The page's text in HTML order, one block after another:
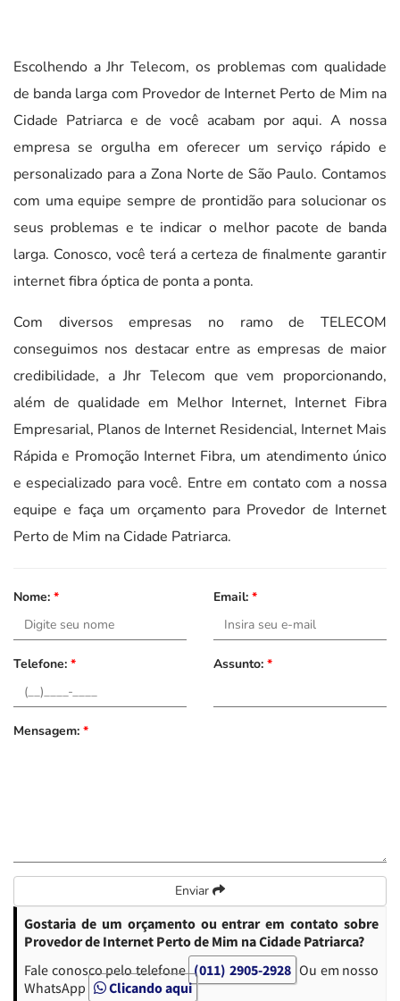
Escolhendo a Jhr Telecom, os problemas com qualidade
de banda larga com Provedor de Internet Perto de Mim na
Cidade Patriarca e de você acabam por aqui. A nossa
empresa se orgulha em oferecer um serviço rápido e
personalizado para a Zona Norte de São Paulo. Contamos
com uma equipe sempre de prontidão para solucionar os
seus problemas e te indicar o melhor pacote de banda
larga. Conosco, você terá a certeza de finalmente garantir
internet fibra óptica de ponta a ponta.
Com diversos empresas no ramo de TELECOM
conseguimos nos destacar entre as empresas de maior
credibilidade, a Jhr Telecom que vem proporcionando,
além de qualidade em Melhor Internet, Internet Fibra
Empresarial, Planos de Internet Residencial, Internet Mais
Rápida e Promoção Internet Fibra, um atendimento único
e especializado para você. Entre em contato com a nossa
equipe e faça um orçamento para Provedor de Internet
Perto de Mim na Cidade Patriarca.
Nome: * Email: *
Telefone: * Assunto: *
Mensagem: *
Enviar
Gostaria de um orçamento ou entrar em contato sobre
Provedor de Internet Perto de Mim na Cidade Patriarca?
Fale conosco pelo telefone (011) 2905-2928 Ou em nosso
WhatsApp
Clicando aqui